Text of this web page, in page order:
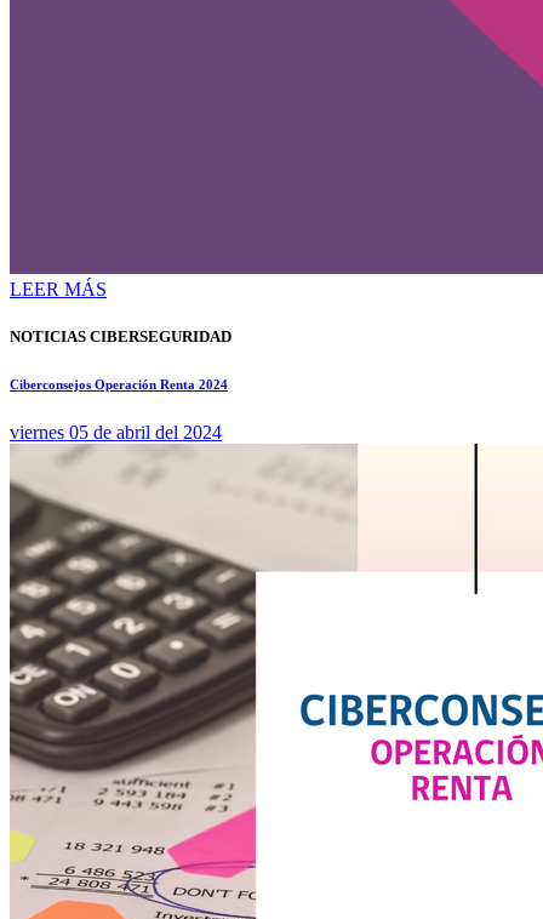
LEER MÁS
NOTICIAS CIBERSEGURIDAD
Ciberconsejos Operación Renta 2024
viernes 05 de abril del 2024